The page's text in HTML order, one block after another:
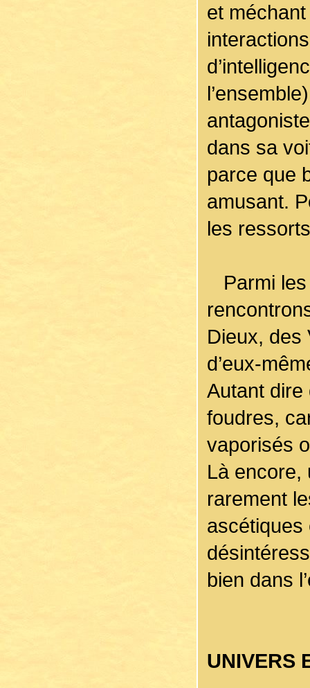
et
dans sa
parce que
amusant.
les
Parmi les
Dieux, des
d’eux-
Autant dire
foudres,
vaporisés
Là encore,
rarement
ascétiques
bien dans
UNIVERS